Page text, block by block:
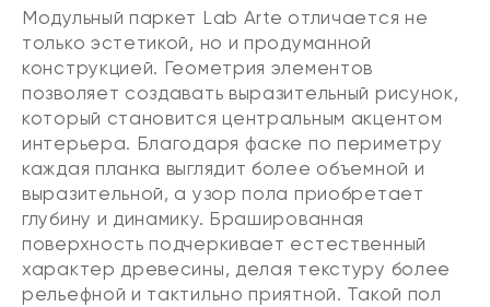
Кайт
Табак
Модульный паркет Lab Arte отличается не
только эстетикой, но и продуманной
конструкцией. Геометрия элементов
позволяет создавать выразительный рисунок,
который становится центральным акцентом
интерьера. Благодаря фаске по периметру
каждая планка выглядит более объемной и
выразительной, а узор пола приобретает
глубину и динамику. Брашированная
поверхность подчеркивает естественный
характер древесины, делая текстуру более
рельефной и тактильно приятной. Такой пол